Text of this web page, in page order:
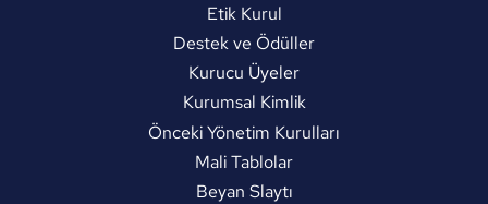
Etik Kurul
Destek ve Ödüller
Kurucu Üyeler
Kurumsal Kimlik
Önceki Yönetim Kurulları
Mali Tablolar
Beyan Slaytı